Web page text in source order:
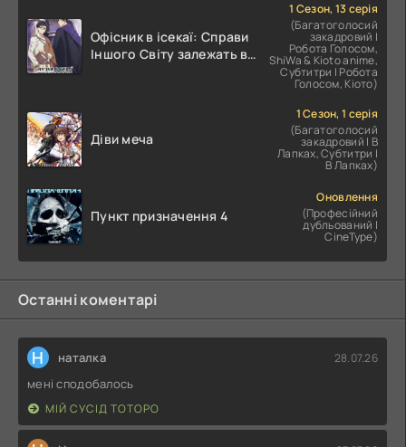
Офісник в ісекаї: Справи
Іншого Світу залежать від
1 Сезон, 13 серія
(Багатоголосий
закадровий |
Робота Голосом,
ShiWa & Kioto anime,
Субтитри | Робота
Голосом, Кіото)
Діви меча
1 Сезон, 1 серія
(Багатоголосий
закадровий | В
Лапках, Субтитри |
В Лапках)
Пункт призначення 4
Оновлення
(Професійний
дубльований |
CineType)
Останні коментарі
Н наталка 28.07.26
мені сподобалось
МІЙ СУСІД ТОТОРО